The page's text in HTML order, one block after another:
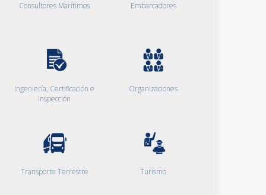
Consultores Marítimos Embarcadores
Ingeniería, Certificación e
Inspección
Organizaciones
Transporte Terrestre Turismo